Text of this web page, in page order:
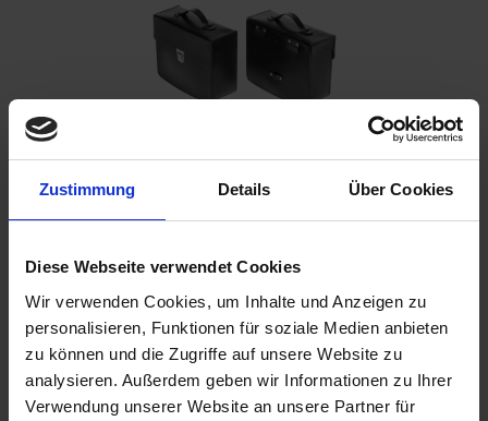
Zustimmung Details Über Cookies
Diese Webseite verwendet Cookies
Wir verwenden Cookies, um Inhalte und Anzeigen zu
personalisieren, Funktionen für soziale Medien anbieten
zu können und die Zugriffe auf unsere Website zu
analysieren. Außerdem geben wir Informationen zu Ihrer
Verwendung unserer Website an unsere Partner für
€319.00
Ready to ship today, Delivery time appr. 2-4 workdays within
Germany
Add toshopping cart
Remember Comment